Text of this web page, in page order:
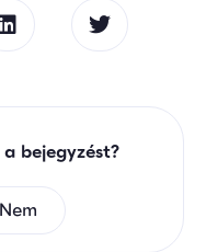
bejegyzést?
Nem